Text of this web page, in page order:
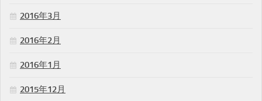
2016年3月
2016年2月
2016年1月
2015年12月